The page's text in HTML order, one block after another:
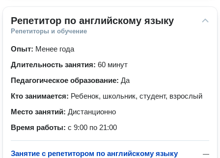
Репетитор по английскому языку
Репетиторы и обучение
Опыт: Менее года
Длительность занятия: 60 минут
Педагогическое образование: Да
Кто занимается: Ребенок, школьник, студент, взрослый
Место занятий: Дистанционно
Время работы: с 9:00 по 21:00
—
Занятие с репетитором по английскому языку